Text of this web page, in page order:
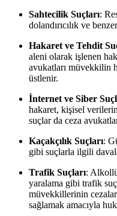
Sahtecilik Suçları:
dolandırıcılık ve
Hakaret ve Tehdit
aleni olarak işlenen
avukatları müvekkilin
üstlenir.
İnternet ve Siber
hakaret, kişisel
suçlar da ceza
Kaçakçılık Suçları:
gibi suçlarla ilgili
Trafik Suçları:
yaralama gibi trafik
müvekkillerinin
sağlamak amacıyla